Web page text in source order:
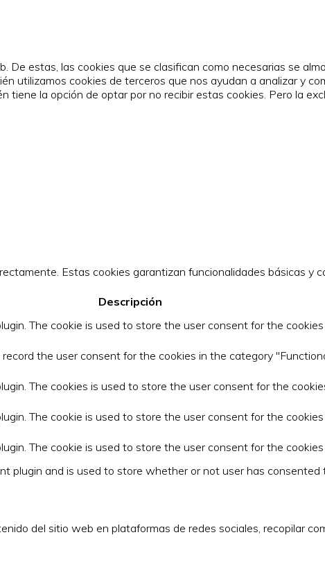
estas, las cookies que se clasifican como necesarias se
utilizamos cookies de terceros que nos ayudan a analizar y
la opción de optar por no recibir estas cookies. Pero la
Estas cookies garantizan funcionalidades básicas y
Descripción
The cookie is used to store the user consent for the
the user consent for the cookies in the category
The cookies is used to store the user consent for the
The cookie is used to store the user consent for the
The cookie is used to store the user consent for the
plugin and is used to store whether or not user has
del sitio web en plataformas de redes sociales, recopilar